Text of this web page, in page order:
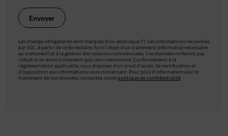
Les champs obligatoires sont marqués d’un astérisque (*). Les informations recueillies
par IGC, à partir de ce formulaire, font l’objet d’un traitement informatisé nécessaire
au traitement et à la gestion des relations commerciales. Ces données ne feront pas
l’objet d’un autre traitement que celui mentionné. Conformément à la
règlementation applicable, vous disposez d’un droit d’accès, de rectification et
d’opposition aux informations vous concernant. Pour plus d’informations sur le
traitement de vos données, consultez notre politique de confidentialité